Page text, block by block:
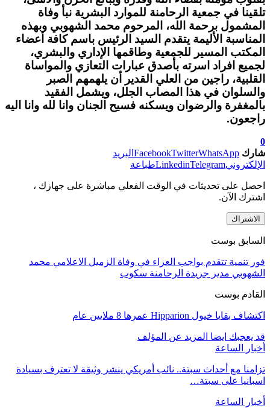
تلقينا في جمعية الرحامنة للموارد البشرية نبأ وفاة
المشمول برحمة الله، المرحوم محمد الشهوبي وبهذه
المناسبة الأليمة يتقدم السيد الرئيس باسم كافة أعضاء
المكتب المسير للجمعية وطاقمها الإداري والبشري،
لجميع افراد اسرته بأصدق عبارات التعازي والمواساة
القلبية، راجين من العلي القدير أن يلهمهم الصبر
والسلوان في هذا المصاب الجلل، ويشمل الفقيد
بالمغفرة والرضوان ويسكنه فسيح الجنان وانا لله وانا اليه
راجعون.
0
شارك
FacebookTwitterWhatsApp
البريد
الإلكتروني
LinkedinTelegram طباعة
احصل على تحديثات في الوقت الفعلي مباشرة على جهازك ،
اشترك الآن.
الاشتراك
السابق بوست
فور تنمية تتقدم بواجب العزاء في وفاة الزميل الاعلامي محمد
الشهوبي مدير جريدة الرحامنة سكوب
القادم بوست
اكتشاف بقايا خيول Hipparion عمرها 8 ملايين عام
قد يعجبك ايضا المزيد عن المؤلف
أخبار الساعة
تزامنا مع أحداث سبتة.. نائب أمريكي ينشر وثيقة لا تعترف بسيادة
اسبانيا على سبتة…
أخبار الساعة